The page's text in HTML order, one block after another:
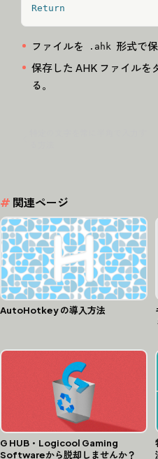
Return
ファイルを .ahk 形式で
保存した AHK ファイルを
る。
# 関連ページ
AutoHotkey の導入方法
G HUB・Logicool Gaming
Softwareから脱却しませんか？